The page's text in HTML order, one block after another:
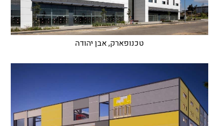
טכנופארק, אבן יהודה